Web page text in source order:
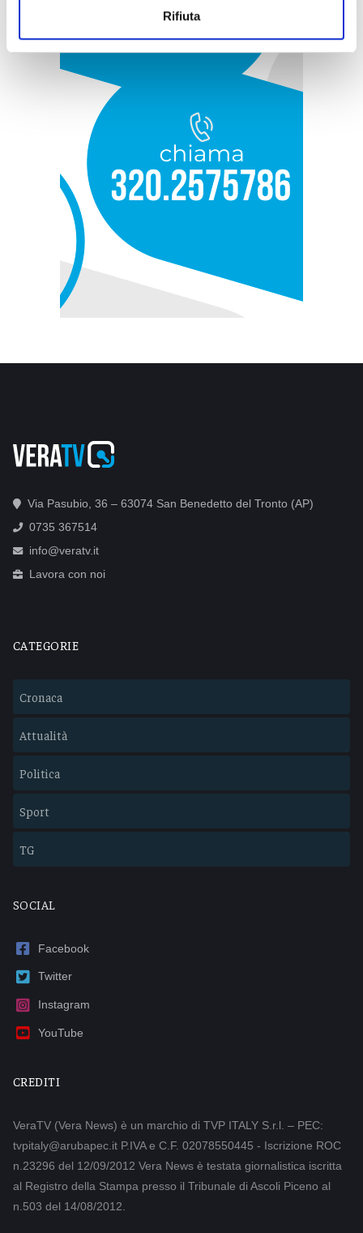
Rifiuta
Via Pasubio, 36 – 63074 San Benedetto del Tronto (AP)
0735 367514
info@veratv.it
Lavora con noi
CATEGORIE
Cronaca
Attualità
Politica
Sport
TG
SOCIAL
Facebook
Twitter
Instagram
YouTube
CREDITI
VeraTV (Vera News) è un marchio di TVP ITALY S.r.l. – PEC:
tvpitaly@arubapec.it P.IVA e C.F. 02078550445 - Iscrizione ROC
n.23296 del 12/09/2012 Vera News è testata giornalistica iscritta
al Registro della Stampa presso il Tribunale di Ascoli Piceno al
n.503 del 14/08/2012.